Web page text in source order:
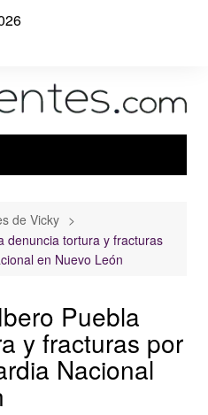
de Vicky
denuncia tortura y fracturas
en Nuevo León
Puebla
y fracturas por
Nacional